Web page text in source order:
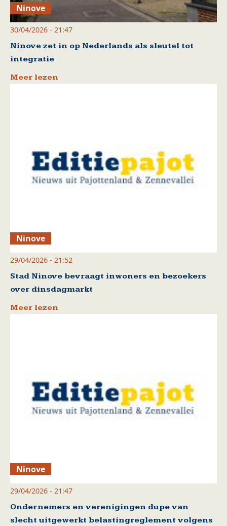
Ninove
30/04/2026 - 21:47
Ninove zet in op Nederlands als sleutel tot
integratie
Meer lezen
Ninove
29/04/2026 - 21:52
Stad Ninove bevraagt inwoners en bezoekers
over dinsdagmarkt
Meer lezen
Ninove
29/04/2026 - 21:47
Ondernemers en verenigingen dupe van
slecht uitgewerkt belastingreglement volgens